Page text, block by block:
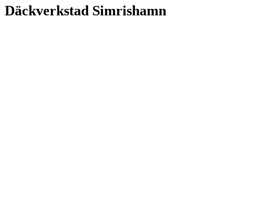
Däckverkstad Simrishamn